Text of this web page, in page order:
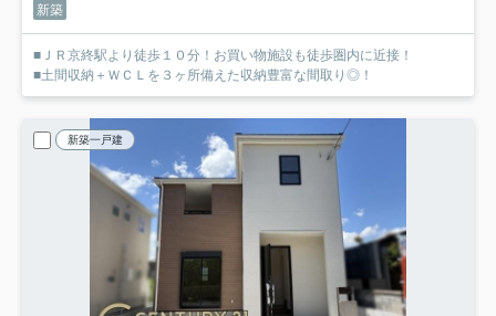
新築
■ＪＲ京終駅より徒歩１０分！お買い物施設も徒歩圏内に近接！
■土間収納＋ＷＣＬを３ヶ所備えた収納豊富な間取り◎！
新築一戸建